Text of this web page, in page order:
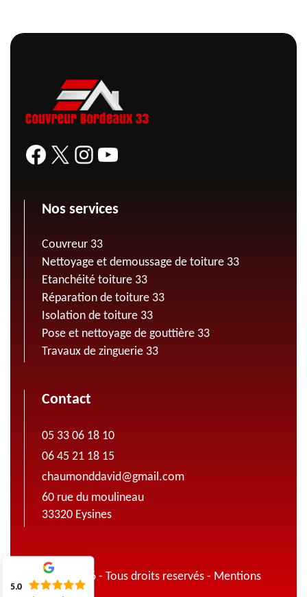
Nos services
Couvreur 33
Nettoyage et demoussage de toiture 33
Etanchéité toiture 33
Réparation de toiture 33
Isolation de toiture 33
Pose et nettoyage de gouttière 33
Travaux de zinguerie 33
Contact
05 33 06 18 10
06 45 21 18 15
chaumonddavid@gmail.com
60 rue du moulineau
33320 Eysines
© 2022 - 2026 - Tous droits reservés - Mentions
légales
5.0